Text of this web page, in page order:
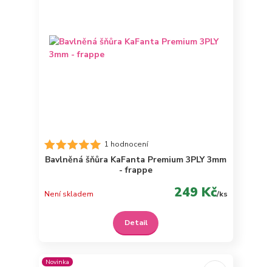
1 hodnocení
Bavlněná šňůra KaFanta Premium 3PLY 3mm
- frappe
249 Kč/ks
Není skladem
Detail
Novinka